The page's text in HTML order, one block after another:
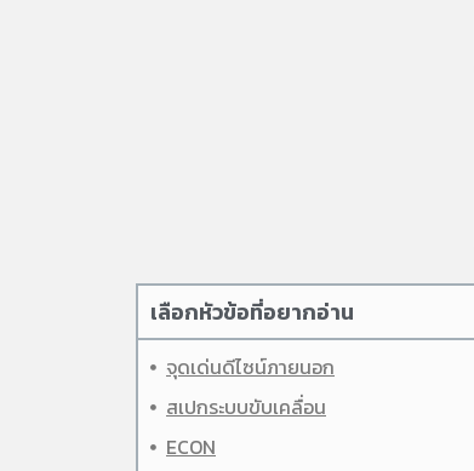
เลือกหัวข้อที่อยากอ่าน
จุดเด่นดีไซน์ภายนอก
สเปกระบบขับเคลื่อน
ECON